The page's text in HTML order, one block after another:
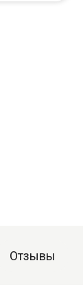
Отзывы